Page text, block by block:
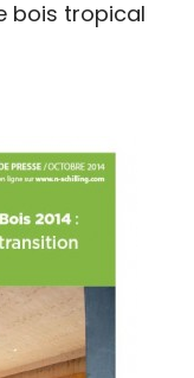
bois tropical